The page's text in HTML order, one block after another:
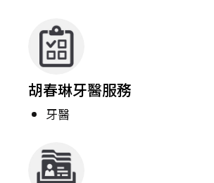
胡春琳牙醫服務
牙醫